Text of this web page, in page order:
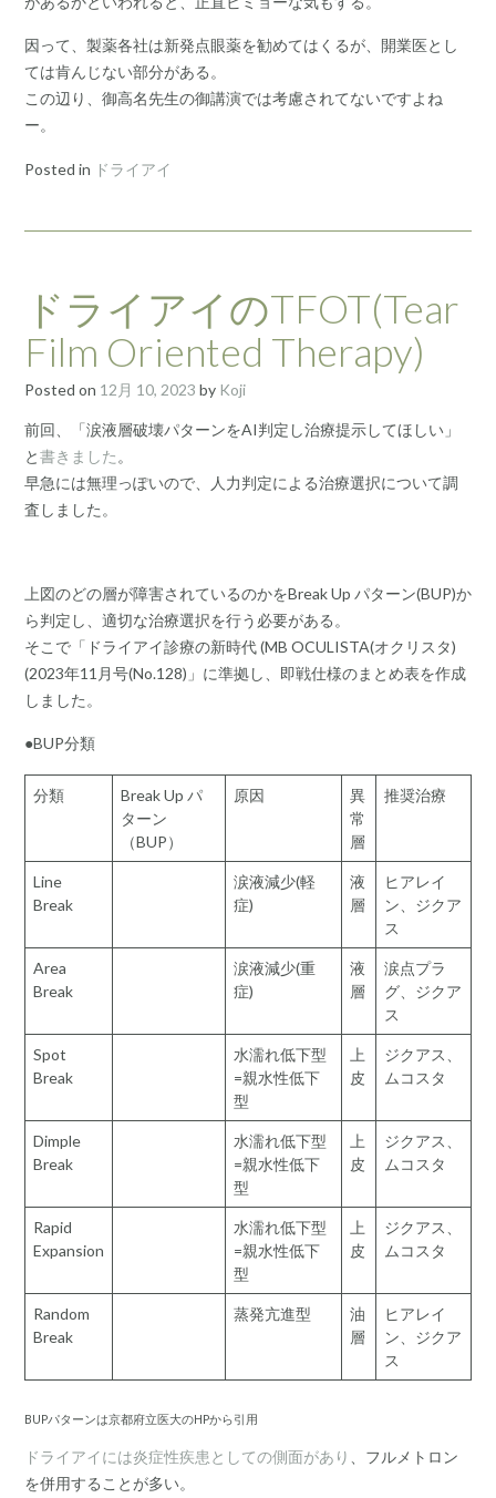
因って、製薬各社は新発点眼薬を勧めてはくるが、開業医とし
ては肯んじない部分がある。
この辺り、御高名先生の御講演では考慮されてないですよね
ー。
Posted in ドライアイ
ドライアイのTFOT(Tear
Film Oriented Therapy)
Posted on 12月 10, 2023 by Koji
前回、「涙液層破壊パターンをAI判定し治療提示してほしい」
と書きました 。
早急には無理っぽいので、人力判定による治療選択について調
査しました。
上図のどの層が障害されているのかをBreak Up パターン(BUP)か
ら判定し、適切な治療選択を行う必要がある。
そこで「ドライアイ診療の新時代 (MB OCULISTA(オクリスタ)
(2023年11月号(No.128)」に準拠し、即戦仕様のまとめ表を作成
しました。
●BUP分類
分類
Break Up パ
ターン
（BUP）
原因
異
常
層
推奨治療
Line
Break
涙液減少(軽
症)
液
層
ヒアレイ
ン、ジクア
ス
Area
Break
涙液減少(重
症)
液
層
涙点プラ
グ、ジクア
ス
Spot
Break
水濡れ低下型
=親水性低下
型
上
皮
ジクアス、
ムコスタ
Dimple
Break
水濡れ低下型
=親水性低下
型
上
皮
ジクアス、
ムコスタ
Rapid
Expansion
水濡れ低下型
=親水性低下
型
上
皮
ジクアス、
ムコスタ
Random
Break
蒸発亢進型
油
層
ヒアレイ
ン、ジクア
ス
BUPパターンは京都府立医大のHPから引用
ドライアイには炎症性疾患としての側面があり
、フルメトロン
を併用することが多い。